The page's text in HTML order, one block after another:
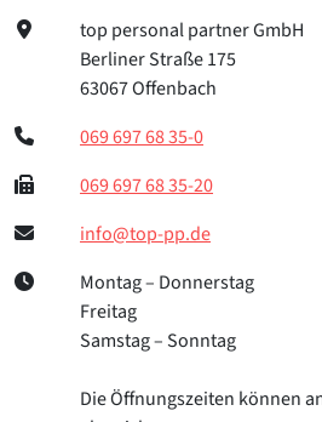
top personal partner GmbH
Berliner Straße 175
63067 Offenbach
069 697 68 35-0
069 697 68 35-20
info@top-pp.de
Montag – Donnerstag
Freitag
Samstag – Sonntag
Die Öffnungszeiten können